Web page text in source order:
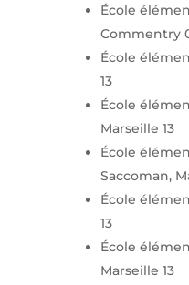
École
Commentry
École
13
École
Marseille 13
École
Saccoman,
École
13
École
Marseille 13